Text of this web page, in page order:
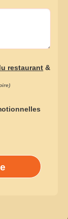
restaurant &